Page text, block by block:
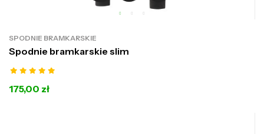
SPODNIE BRAMKARSKIE
Spodnie bramkarskie slim
175,00 zł